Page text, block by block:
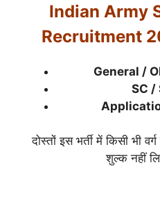
Indian Army
Recruitment
General /
SC /
दोस्तों इस भर्ती में किसी भी
शुल्क नहीं